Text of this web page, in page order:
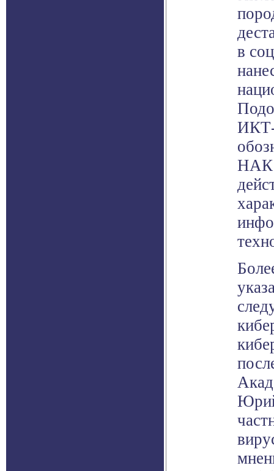
в
ИКТ-
НАК